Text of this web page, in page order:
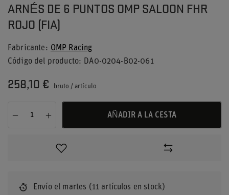
ARNÉS DE 6 PUNTOS OMP SALOON FHR
ROJO (FIA)
Fabricante
OMP Racing
Código del producto
DA0-0204-B02-061
258,10 € bruto / artículo
AÑADIR A LA CESTA
Envío el martes (11 artículos en stock)